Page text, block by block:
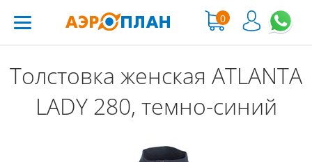
0
Толстовка женская ATLANTA
LADY 280, темно-синий